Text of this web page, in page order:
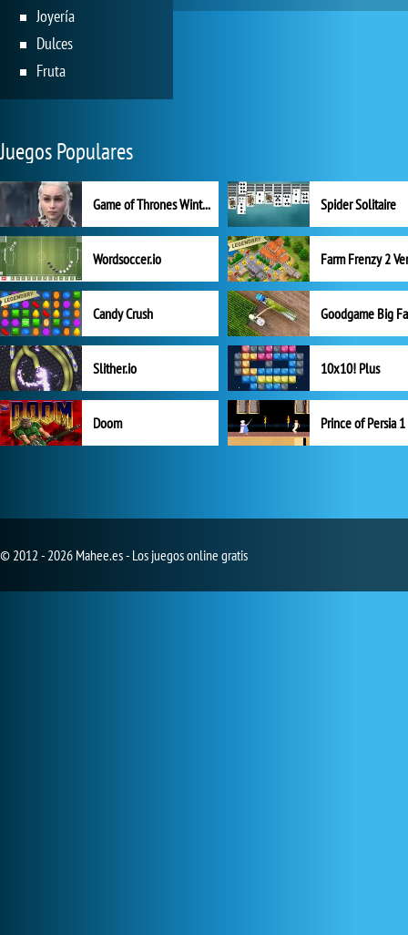
Joyería
Dulces
Fruta
Juegos Populares
Game of Thrones Winter is Coming Spider Solitaire
Wordsoccer.io
Candy Crush Goodgame Big
Slither.io 10x10! Plus
Doom Prince of Persia 1
© 2012 - 2026 Mahee.es - Los juegos online gratis